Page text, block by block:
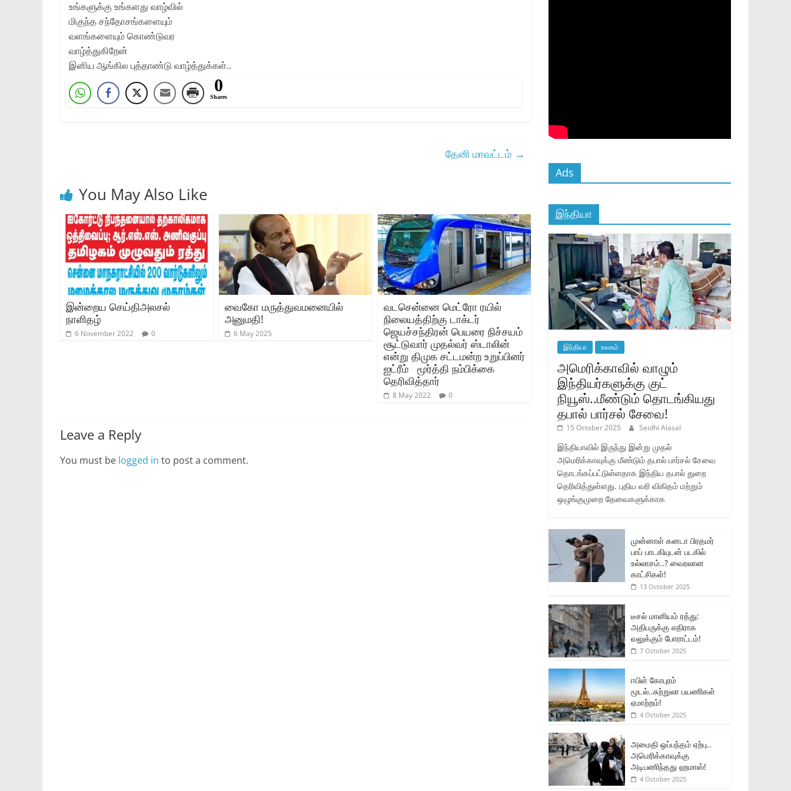
உங்களுக்கு உங்களது வாழ்வில்
மிகுந்த சந்தோசங்களையும்
வளங்களையும் கொண்டுவர
வாழ்த்துகிறேன்
இனிய ஆங்கில புத்தாண்டு வாழ்த்துக்கள்..
0
Shares
தேனி மாவட்டம் →
You May Also Like
இன்றைய செய்திஅலசல்
நாளிதழ்
6 November 2022 0
வைகோ மருத்துவமனையில்
அனுமதி!
6 May 2025
வடசென்னை மெட்ரோ ரயில்
நிலையத்திற்கு டாக்டர்
ஜெயச்சந்திரன் பெயரை நிச்சயம்
சூட்டுவார் முதல்வர் ஸ்டாலின்
என்று திமுக சட்டமன்ற உறுப்பினர்
ஐட்ரீம் மூர்த்தி நம்பிக்கை
தெரிவித்தார்
8 May 2022 0
Leave a Reply
You must be logged in to post a comment.
Ads
இந்தியா
இந்தியா உலகம்
அமெரிக்காவில் வாழும்
இந்தியர்களுக்கு குட்
நியூஸ்..மீண்டும் தொடங்கியது
தபால் பார்சல் சேவை!
15 October 2025 Seidhi Alasal
இந்தியாவில் இருந்து இன்று முதல்
அமெரிக்காவுக்கு மீண்டும் தபால் பார்சல் சேவை
தொடங்கப்பட்டுள்ளதாக இந்திய தபால் துறை
தெரிவித்துள்ளது. புதிய வரி விகிதம் மற்றும்
ஒழுங்குமுறை தேவைகளுக்காக
முன்னாள் கனடா பிரதமர்
பாப் பாடகியுடன் படகில்
உல்லாசம்..? வைரலான
காட்சிகள்!
13 October 2025
டீசல் மானியம் ரத்து:
அதிபருக்கு எதிராக
வலுக்கும் போராட்டம்!
7 October 2025
ஈபிள் கோபுரம்
மூடல்..சுற்றுலா பயணிகள்
ஏமாற்றம்!
4 October 2025
அமைதி ஒப்பந்தம் ஏற்பு..
அமெரிக்காவுக்கு
அடிபணிந்தது ஹமாஸ்!
4 October 2025